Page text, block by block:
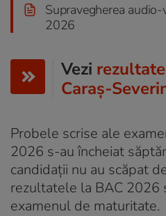
Supravegherea
2026
Vezi
Caraș-
Probele scrise ale
2026 s-au încheiat
candidații nu au scăpat
rezultatele la BAC 2026
examenul de maturitate.